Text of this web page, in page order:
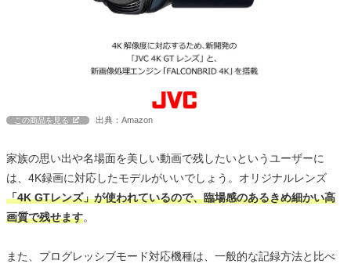
この商品を見る 出典：Amazon
家族の思い出や名場面を美しい動画で残したいというユーザーに
は、4K録画に対応したモデルがいいでしょう。オリジナルレンズ
「4K GTレンズ」が使われているので、臨場感のあるきめ細かい高
画質で残せます。
また、プログレッシブモード対応機種は、一般的な記録方法と比べ